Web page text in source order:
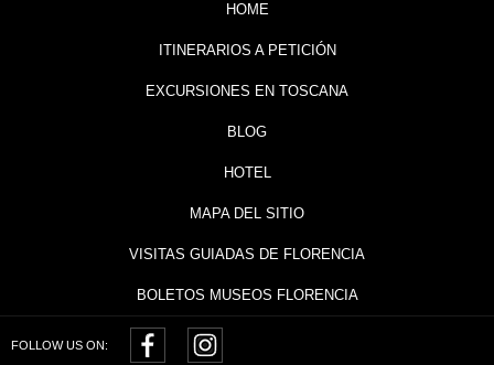
HOME
ITINERARIOS A PETICIÓN
EXCURSIONES EN TOSCANA
BLOG
HOTEL
MAPA DEL SITIO
VISITAS GUIADAS DE FLORENCIA
BOLETOS MUSEOS FLORENCIA
FOLLOW US ON: